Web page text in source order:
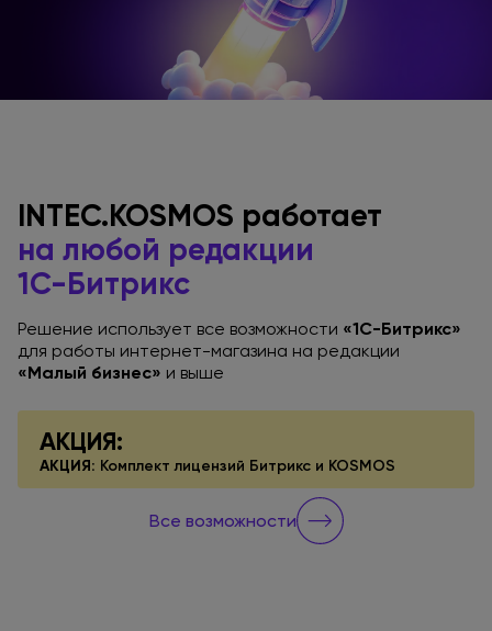
INTEC.KOSMOS работает
на любой редакции
1С-Битрикс
Решение использует все возможности «1С-Битрикс»
для работы интернет-магазина на редакции
«Малый бизнес» и выше
АКЦИЯ:
АКЦИЯ: Комплект лицензий Битрикс и KOSMOS
Все возможности